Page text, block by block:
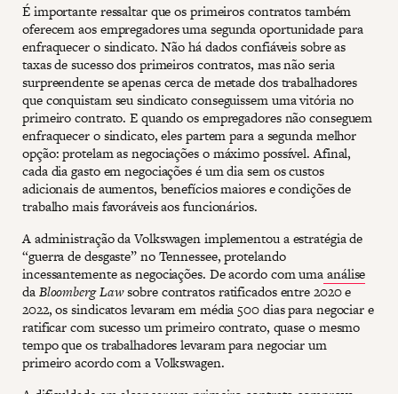
É importante ressaltar que os primeiros contratos também
oferecem aos empregadores uma segunda oportunidade para
enfraquecer o sindicato. Não há dados confiáveis sobre as
taxas de sucesso dos primeiros contratos, mas não seria
surpreendente se apenas cerca de metade dos trabalhadores
que conquistam seu sindicato conseguissem uma vitória no
primeiro contrato. E quando os empregadores não conseguem
enfraquecer o sindicato, eles partem para a segunda melhor
opção: protelam as negociações o máximo possível. Afinal,
cada dia gasto em negociações é um dia sem os custos
adicionais de aumentos, benefícios maiores e condições de
trabalho mais favoráveis aos funcionários.
A administração da Volkswagen implementou a estratégia de
“guerra de desgaste” no Tennessee, protelando
incessantemente as negociações. De acordo com umaanálise
daBloomberg Lawsobre contratos ratificados entre 2020 e
2022, os sindicatos levaram em média 500 dias para negociar e
ratificar com sucesso um primeiro contrato, quase o mesmo
tempo que os trabalhadores levaram para negociar um
primeiro acordo com a Volkswagen.